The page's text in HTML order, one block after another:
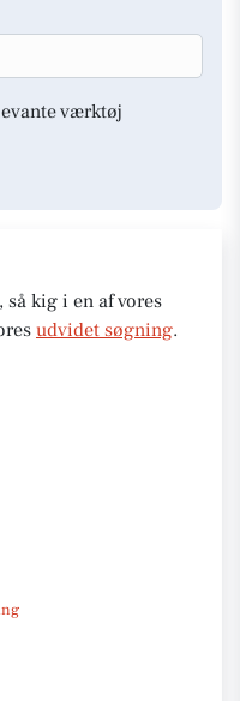
værktøj
kig i en af vores
udvidet søgning.